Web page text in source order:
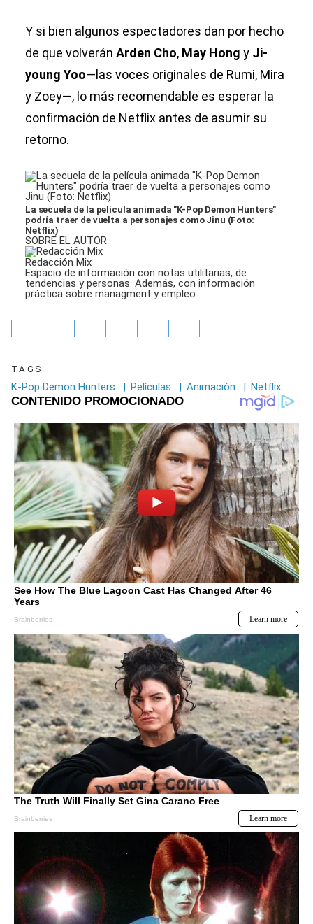
Y si bien algunos espectadores dan por hecho
de que volverán Arden Cho, May Hong y Ji-
young Yoo—las voces originales de Rumi, Mira
y Zoey—, lo más recomendable es esperar la
confirmación de Netflix antes de asumir su
retorno.
La secuela de la película animada "K-Pop Demon Hunters"
podría traer de vuelta a personajes como Jinu (Foto:
Netflix)
SOBRE EL AUTOR
Redacción Mix
Espacio de información con notas utilitarias, de
tendencias y personas. Además, con información
práctica sobre managment y empleo.
TAGS
K-Pop Demon Hunters | Películas | Animación | Netflix